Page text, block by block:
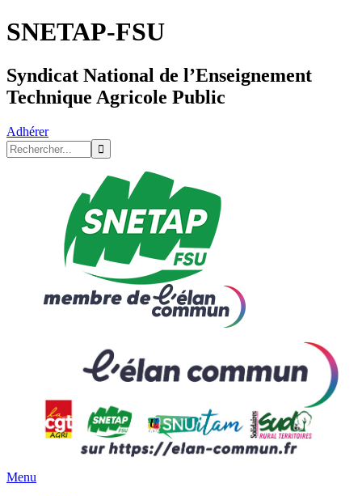
SNETAP-FSU
Syndicat National de l’Enseignement
Technique Agricole Public
Adhérer
Menu